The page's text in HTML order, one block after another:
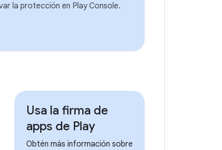
la protección en Play Console.
Usa la firma de
apps de Play
Obtén más información sobre